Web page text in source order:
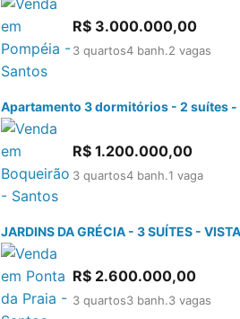
R$ 3.000.000,00
3 quartos4 banh.2 vagas
Apartamento 3 dormitórios - 2 suítes
R$ 1.200.000,00
3 quartos4 banh.1 vaga
JARDINS DA GRÉCIA - 3 SUÍTES -
R$ 2.600.000,00
3 quartos3 banh.3 vagas